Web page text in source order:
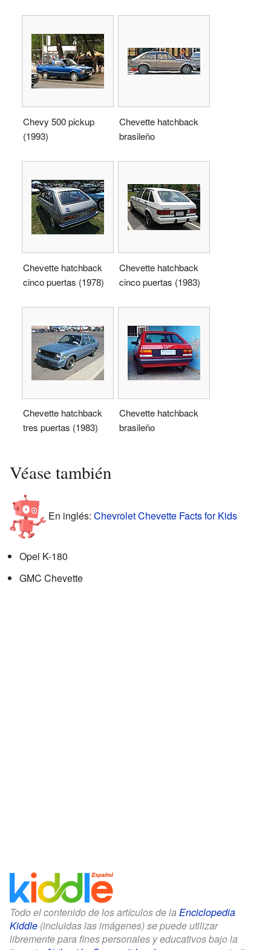
Chevy 500 pickup
(1993)
Chevette hatchback
brasileño
Chevette hatchback
cinco puertas (1978)
Chevette hatchback
cinco puertas (1983)
Chevette hatchback
tres puertas (1983)
Chevette hatchback
brasileño
Véase también
En inglés: Chevrolet Chevette Facts for Kids
Opel K-180
GMC Chevette
Todo el contenido de los artículos de la Enciclopedia
Kiddle (incluidas las imágenes) se puede utilizar
libremente para fines personales y educativos bajo la